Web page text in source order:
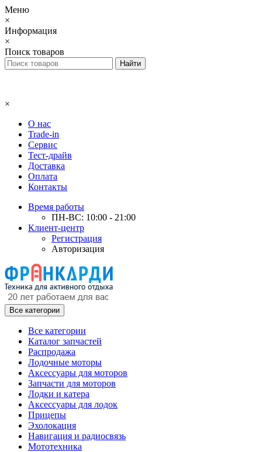
Меню
×
Информация
×
Поиск товаров
×
О нас
Trade-in
Сервис
Тест-драйв
Доставка
Оплата
Контакты
Время работы
ПН-ВС: 10:00 - 21:00
Клиент-центр
Регистрация
Авторизация
Все категории
Все категории
Каталог запчастей
Распродажа
Лодочные моторы
Аксессуары для моторов
Запчасти для моторов
Лодки и катера
Аксессуары для лодок
Прицепы
Эхолокация
Навигация и радиосвязь
Мототехника